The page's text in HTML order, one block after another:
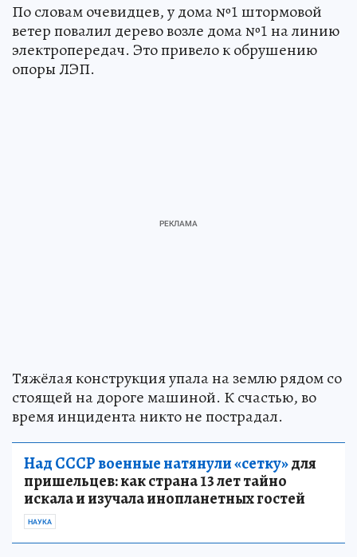
По словам очевидцев, у дома №1 штормовой
ветер повалил дерево возле дома №1 на линию
электропередач. Это привело к обрушению
опоры ЛЭП.
Тяжёлая конструкция упала на землю рядом со
стоящей на дороге машиной. К счастью, во
время инцидента никто не пострадал.
Над СССР военные натянули «сетку»для
пришельцев: как страна 13 лет тайно
искала и изучала инопланетных гостей
НАУКА